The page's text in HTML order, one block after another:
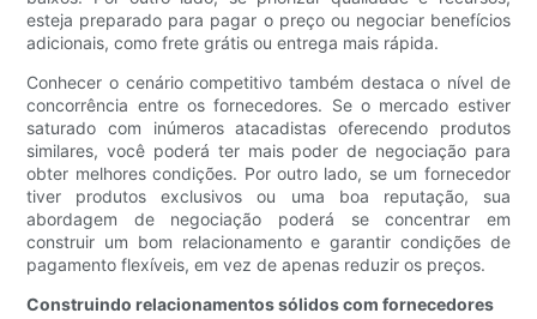
esteja preparado para pagar o preço ou negociar benefícios
adicionais, como frete grátis ou entrega mais rápida.
Conhecer o cenário competitivo também destaca o nível de
concorrência entre os fornecedores. Se o mercado estiver
saturado com inúmeros atacadistas oferecendo produtos
similares, você poderá ter mais poder de negociação para
obter melhores condições. Por outro lado, se um fornecedor
tiver produtos exclusivos ou uma boa reputação, sua
abordagem de negociação poderá se concentrar em
construir um bom relacionamento e garantir condições de
pagamento flexíveis, em vez de apenas reduzir os preços.
Construindo relacionamentos sólidos com fornecedores